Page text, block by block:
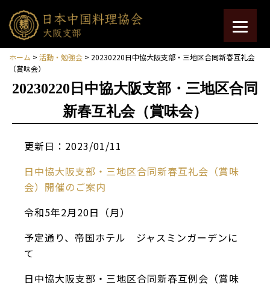
ホーム > 活動・勉強会 > 20230220日中協大阪支部・三地区合同新春互礼会
（賞味会）
20230220日中協大阪支部・三地区合同
新春互礼会（賞味会）
更新日：2023/01/11
日中協大阪支部・三地区合同新春互礼会（賞味
会）開催のご案内
令和5年2月20日（月）
予定通り、帝国ホテル ジャスミンガーデンに
て
日中協大阪支部・三地区合同新春互例会（賞味